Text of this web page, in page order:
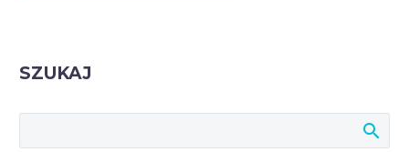
SZUKAJ